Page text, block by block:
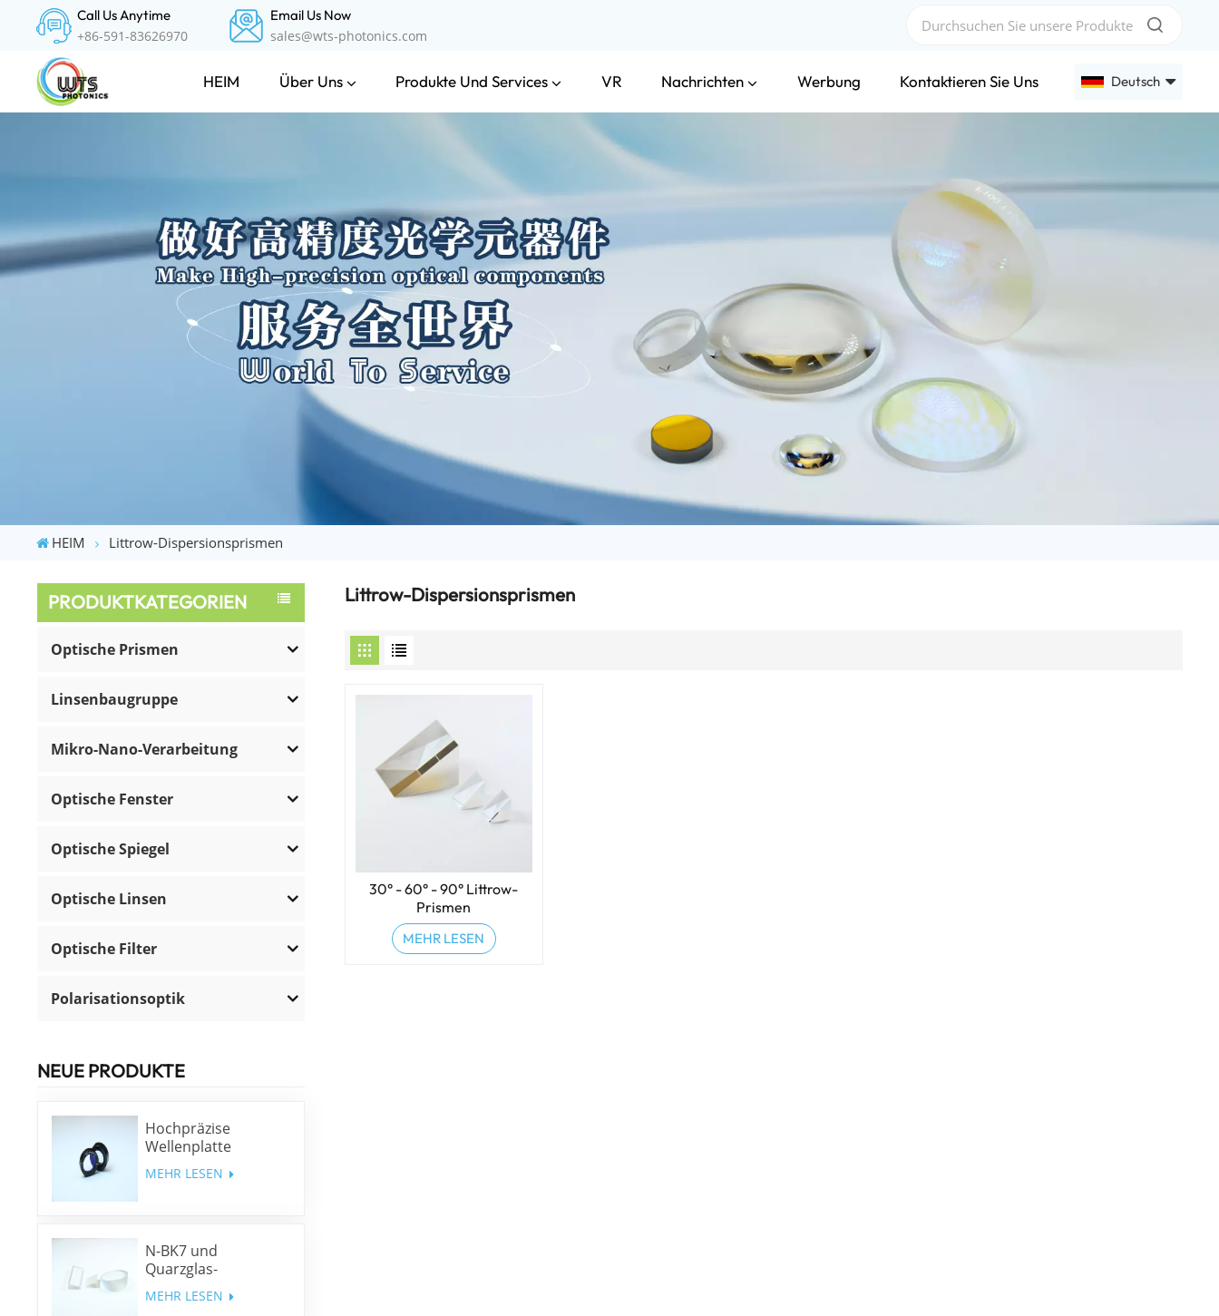
Call Us Anytime
+86-591-83626970
Email Us Now
sales@wts-photonics.com
HEIM Über Uns Produkte Und Services VR Nachrichten Werbung Kontaktieren Sie Uns Deutsch
中文
HEIM Littrow-Dispersionsprismen
PRODUKTKATEGORIEN
Optische Prismen
Linsenbaugruppe
Mikro-Nano-Verarbeitung
Optische Fenster
Optische Spiegel
Optische Linsen
Optische Filter
Polarisationsoptik
NEUE PRODUKTE
Hochpräzise
Wellenplatte
niedriger Ordnung
MEHR LESEN
N-BK7 und
Quarzglas-
Keilprismen und
Keilfenster
MEHR LESEN
Littrow-Dispersionsprismen
30° - 60° - 90° Littrow-
Prismen
MEHR LESEN